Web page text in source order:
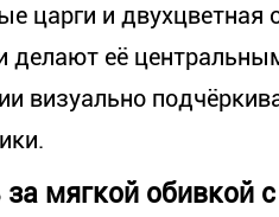
царги и
делают её
визуально
за мягкой обивкой